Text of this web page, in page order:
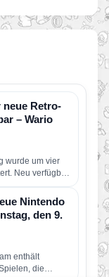
Retro-
– Wario
wurde um vier
Neu verfügbar
Land: Super…
Nintendo
den 9.
enthält
die